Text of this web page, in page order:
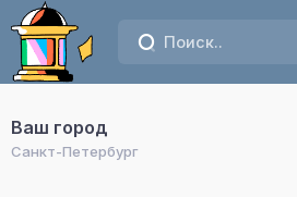
Ваш город
Санкт-Петербург